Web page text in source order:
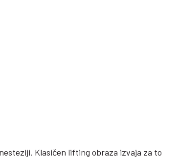
Klasičen lifting obraza izvaja za to